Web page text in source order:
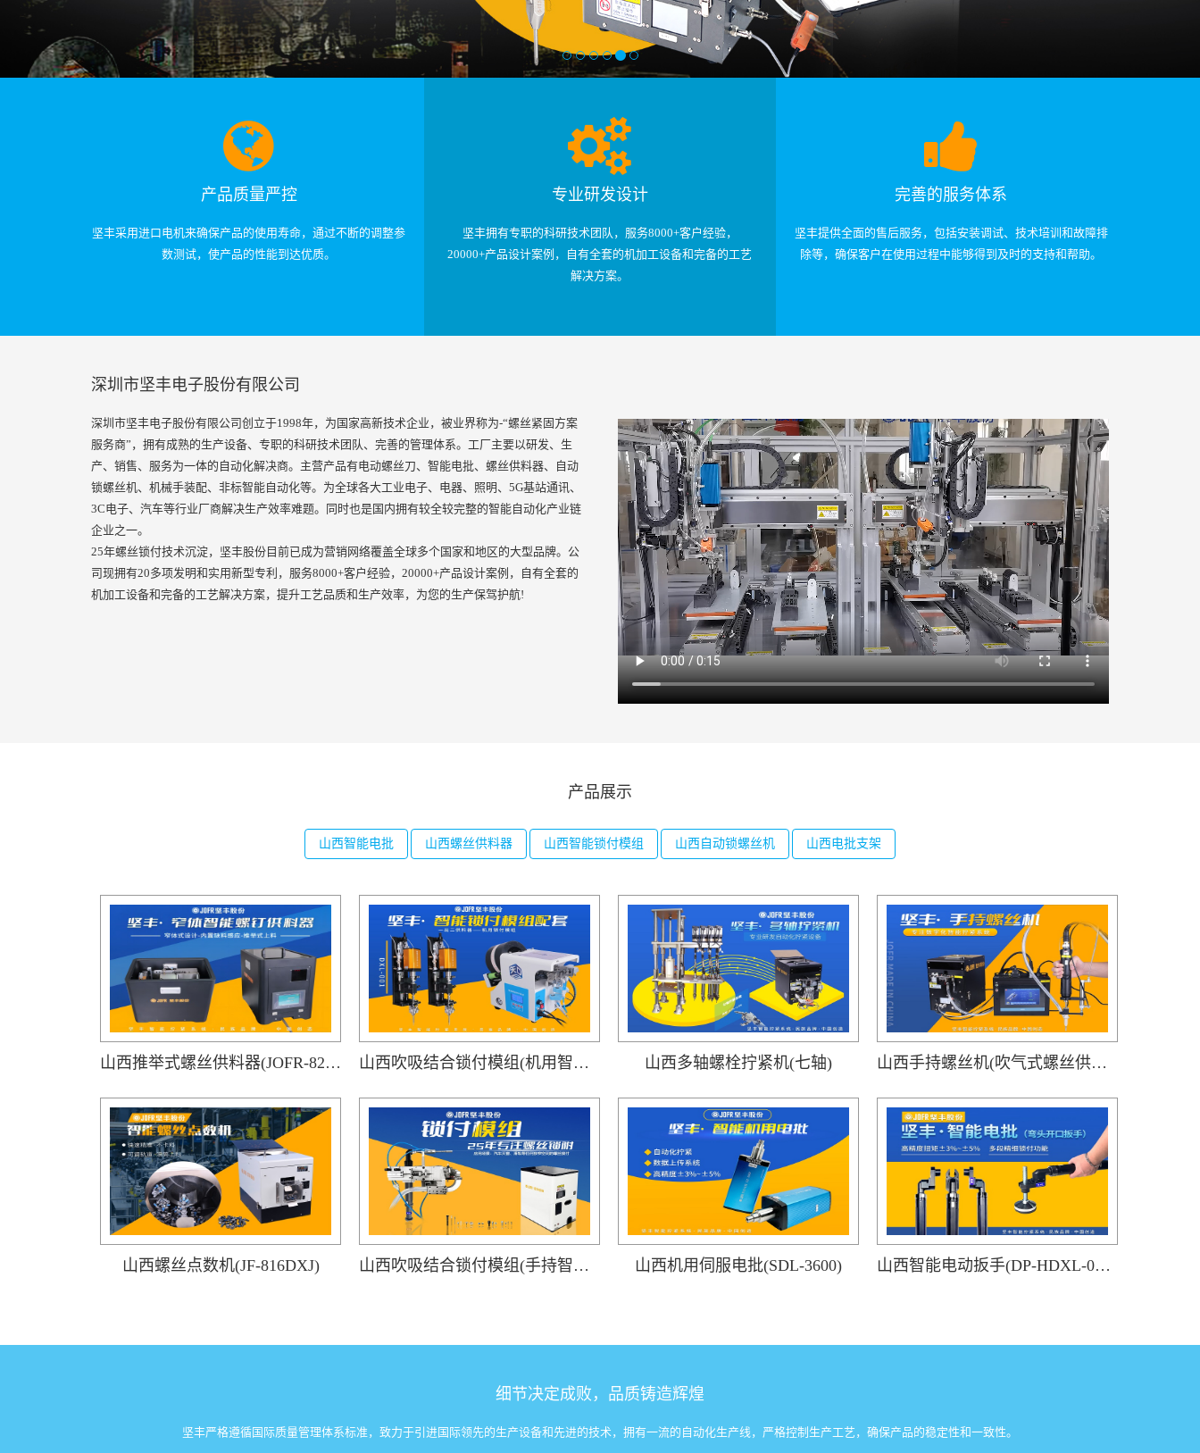
产品质量严控
坚丰采用进口电机来确保产品的使用寿命，通过不断的调整参
数测试，使产品的性能到达优质。
专业研发设计
坚丰拥有专职的科研技术团队，服务8000+客户经验，
20000+产品设计案例，自有全套的机加工设备和完备的工艺
解决方案。
完善的服务体系
坚丰提供全面的售后服务，包括安装调试、技术培训和故障排
除等，确保客户在使用过程中能够得到及时的支持和帮助。
深圳市坚丰电子股份有限公司
深圳市坚丰电子股份有限公司创立于1998年，为国家高新技术企业，被业界称为-“螺丝紧固方案
服务商”，拥有成熟的生产设备、专职的科研技术团队、完善的管理体系。工厂主要以研发、生
产、销售、服务为一体的自动化解决商。主营产品有电动螺丝刀、智能电批、螺丝供料器、自动
锁螺丝机、机械手装配、非标智能自动化等。为全球各大工业电子、电器、照明、5G基站通讯、
3C电子、汽车等行业厂商解决生产效率难题。同时也是国内拥有较全较完整的智能自动化产业链
企业之一。
25年螺丝锁付技术沉淀，坚丰股份目前已成为营销网络覆盖全球多个国家和地区的大型品牌。公
司现拥有20多项发明和实用新型专利，服务8000+客户经验，20000+产品设计案例，自有全套的
机加工设备和完备的工艺解决方案，提升工艺品质和生产效率，为您的生产保驾护航!
产品展示
山西智能电批 山西螺丝供料器 山西智能锁付模组 山西自动锁螺丝机 山西电批支架
山西推举式螺丝供料器(JOFR-828MS) 山西吹吸结合锁付模组(机用智能电批DP-DXL-001搭载吹气式螺丝供料器DWS-102) 山西多轴螺栓拧紧机(七轴) 山西手持螺丝机(吹气式螺丝供料器JOFR-816MC搭载手持智能电批DP-HXL-003)
山西螺丝点数机(JF-816DXJ) 山西吹吸结合锁付模组(手持智能电批DP-HDXL-008-W搭载阶梯式自动送钉机) 山西机用伺服电批(SDL-3600) 山西智能电动扳手(DP-HDXL-008-K)
细节决定成败，品质铸造辉煌
坚丰严格遵循国际质量管理体系标准，致力于引进国际领先的生产设备和先进的技术，拥有一流的自动化生产线，严格控制生产工艺，确保产品的稳定性和一致性。